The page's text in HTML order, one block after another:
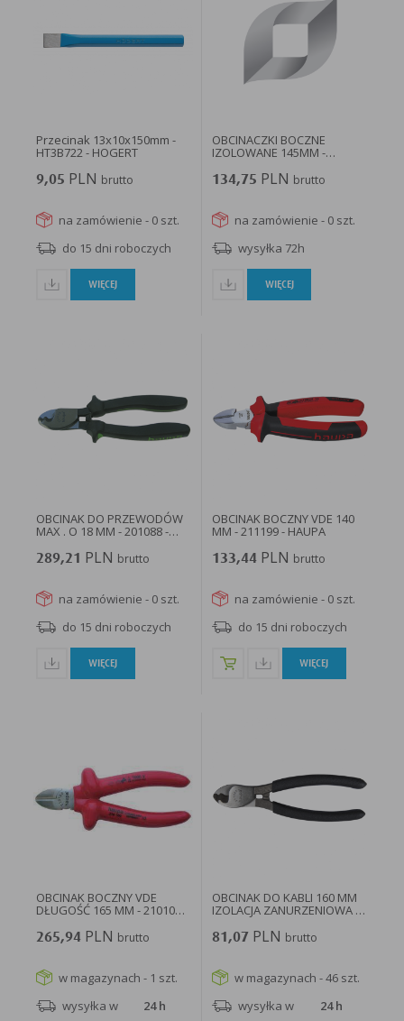
Przecinak 13x10x150mm -
HT3B722 - HOGERT
9,05 PLN brutto
na zamówienie - 0 szt.
do 15 dni roboczych
WIĘCEJ
OBCINACZKI BOCZNE
IZOLOWANE 145MM -
134,75 PLN brutto
na zamówienie - 0 szt.
wysyłka 72h
WIĘCEJ
OBCINAK DO PRZEWODÓW
MAX . O 18 MM - 201088 -
289,21 PLN brutto
na zamówienie - 0 szt.
do 15 dni roboczych
WIĘCEJ
OBCINAK BOCZNY VDE 140
MM - 211199 - HAUPA
133,44 PLN brutto
na zamówienie - 0 szt.
do 15 dni roboczych
WIĘCEJ
OBCINAK BOCZNY VDE
DŁUGOŚĆ 165 MM - 210100 -
265,94PLN brutto
w magazynach - 1 szt.
wysyłka w
24 h
OBCINAK DO KABLI 160 MM
IZOLACJA ZANURZENIOWA -
201085...
81,07 PLN brutto
w magazynach - 46 szt.
wysyłka w
24 h